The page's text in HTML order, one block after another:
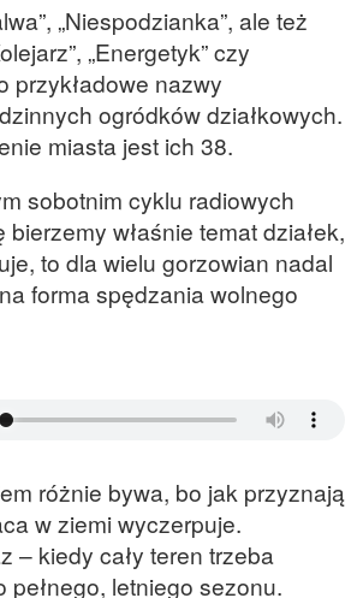
„Niespodzianka”, ale też
„Energetyk” czy
przykładowe nazwy
ogródków działkowych.
miasta jest ich 38.
sobotnim cyklu radiowych
właśnie temat działek,
to dla wielu gorzowian nadal
forma spędzania wolnego
różnie bywa, bo jak przyznają
w ziemi wyczerpuje.
– kiedy cały teren trzeba
pełnego, letniego sezonu.